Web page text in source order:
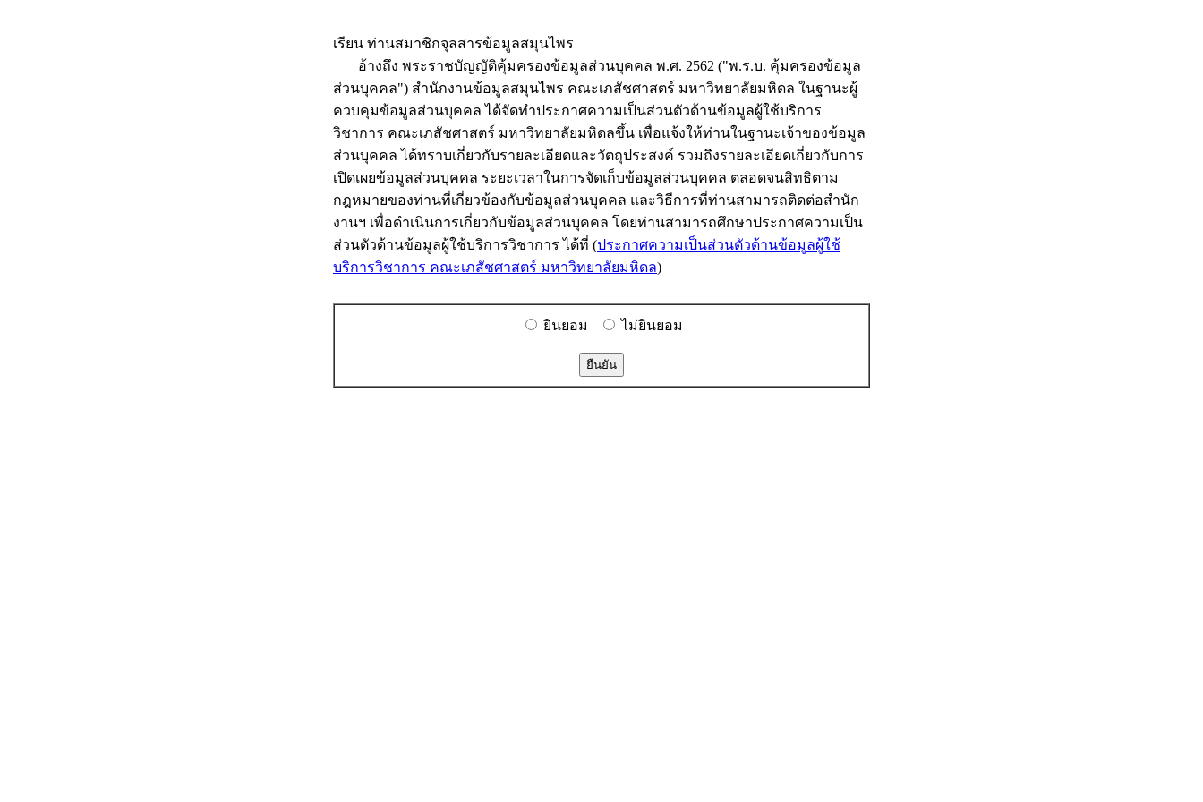
เรียน ท่านสมาชิกจุลสารข้อมูลสมุนไพร
อ้างถึง พระราชบัญญัติคุ้มครองข้อมูลส่วนบุคคล พ.ศ. 2562 ("พ.ร.บ. คุ้มครองข้อมูล
ส่วนบุคคล") สำนักงานข้อมูลสมุนไพร คณะเภสัชศาสตร์ มหาวิทยาลัยมหิดล ในฐานะผู้
ควบคุมข้อมูลส่วนบุคคล ได้จัดทำประกาศความเป็นส่วนตัวด้านข้อมูลผู้ใช้บริการ
วิชาการ คณะเภสัชศาสตร์ มหาวิทยาลัยมหิดลขึ้น เพื่อแจ้งให้ท่านในฐานะเจ้าของข้อมูล
ส่วนบุคคล ได้ทราบเกี่ยวกับรายละเอียดและวัตถุประสงค์ รวมถึงรายละเอียดเกี่ยวกับการ
เปิดเผยข้อมูลส่วนบุคคล ระยะเวลาในการจัดเก็บข้อมูลส่วนบุคคล ตลอดจนสิทธิตาม
กฎหมายของท่านที่เกี่ยวข้องกับข้อมูลส่วนบุคคล และวิธีการที่ท่านสามารถติดต่อสำนัก
งานฯ เพื่อดำเนินการเกี่ยวกับข้อมูลส่วนบุคคล โดยท่านสามารถศึกษาประกาศความเป็น
ส่วนตัวด้านข้อมูลผู้ใช้บริการวิชาการ ได้ที่ (ประกาศความเป็นส่วนตัวด้านข้อมูลผู้ใช้
บริการวิชาการ คณะเภสัชศาสตร์ มหาวิทยาลัยมหิดล)
ยินยอม ไม่ยินยอม